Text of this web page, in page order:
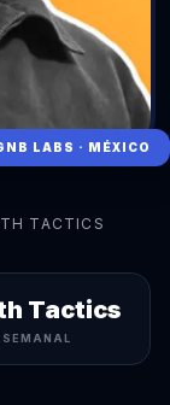
LABS · MÉXICO
TACTICS
Tactics